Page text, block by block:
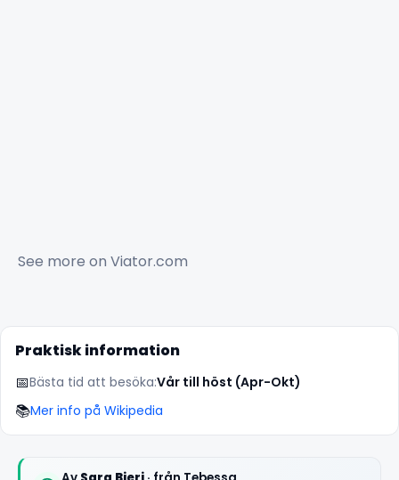
See more on Viator.com
Praktisk information
📅Bästa tid att besöka:Vår till höst (Apr-Okt)
📚Mer info på Wikipedia